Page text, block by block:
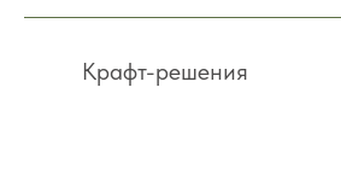
Крафт-решения